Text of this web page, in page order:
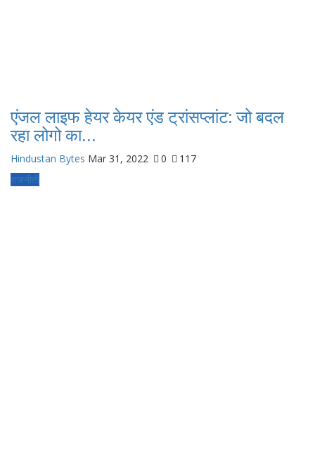
एंजल लाइफ हेयर केयर एंड ट्रांसप्लांट: जो बदल
रहा लोगो का...
Hindustan Bytes Mar 31, 2022 0
117
राजनीती